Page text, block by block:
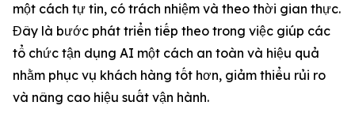
một cách tự tin, có trách nhiệm và theo thời gian thực.
Đây là bước phát triển tiếp theo trong việc giúp các
tổ chức tận dụng AI một cách an toàn và hiệu quả
nhằm phục vụ khách hàng tốt hơn, giảm thiểu rủi ro
và nâng cao hiệu suất vận hành.